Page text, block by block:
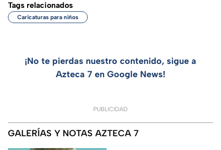
Tags relacionados
Caricaturas para niños
¡No te pierdas nuestro contenido, sigue a
Azteca 7 en Google News!
PUBLICIDAD
GALERÍAS Y NOTAS AZTECA 7